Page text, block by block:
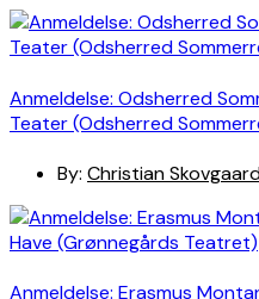
Anmeldelse: Odsherred
Teater (Odsherred
By: Christian
Anmeldelse: Erasmus